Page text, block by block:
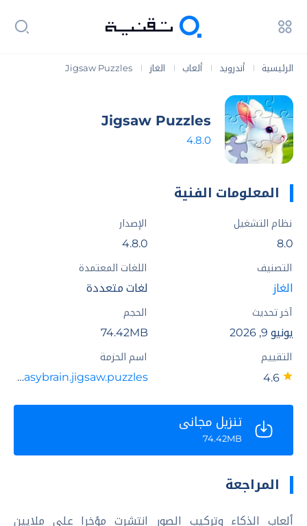
الرئيسية | أندرويد | ألعاب | الغاز |
Jigsaw Puzzles
Jigsaw Puzzles
4.8.0
المعلومات الفنية
نظام التشغيل
8.0
الإصدار
4.8.0
التصنيف
الغاز
اللغات المعتمدة
لغات متعددة
آخر تحديث
يونيو 9, 2026
الحجم
74.42MB
التقييم اسم الحزمة
com.easybrain.jigsaw.puzzles
تنزيل مجاني
74.42MB
المراجعة
ألعاب الذكاء وتركيب الصور انتشرت مؤخرا على ملايين